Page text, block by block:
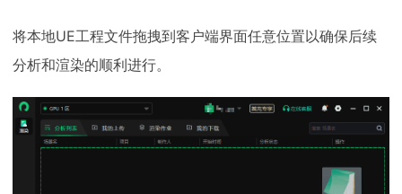
将本地UE工程文件拖拽到客户端界面任意位置以确保后续
分析和渲染的顺利进行。